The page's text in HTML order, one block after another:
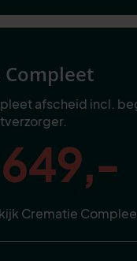
afscheid incl.
Crematie